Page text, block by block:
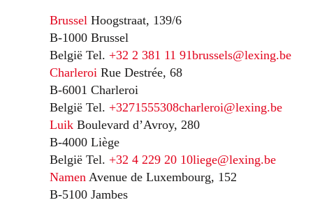
Brussel Hoogstraat, 139/6
B-1000 Brussel
België Tel. +32 2 381 11 91brussels@lexing.be
Charleroi Rue Destrée, 68
B-6001 Charleroi
België Tel. +3271555308charleroi@lexing.be
Luik Boulevard d’Avroy, 280
B-4000 Liège
België Tel. +32 4 229 20 10liege@lexing.be
Namen Avenue de Luxembourg, 152
B-5100 Jambes